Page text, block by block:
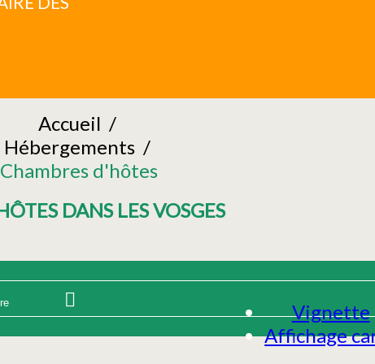
Accueil /
Hébergements /
Chambres d'hôtes
DANS LES VOSGES
Vignette
Affichage